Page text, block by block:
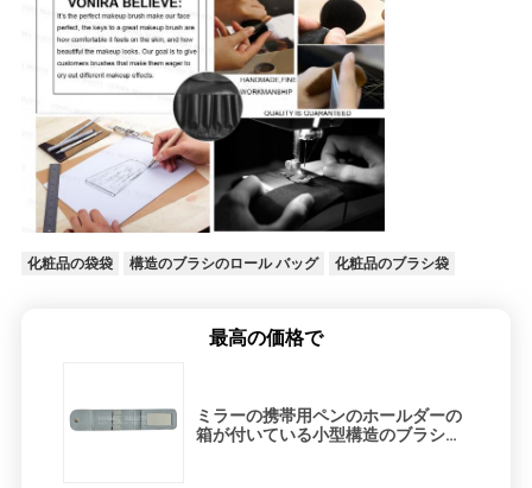
化粧品の袋袋 構造のブラシのロール バッグ 化粧品のブラシ袋
最高の価格で
ミラーの携帯用ペンのホールダーの
箱が付いている小型構造のブラシの